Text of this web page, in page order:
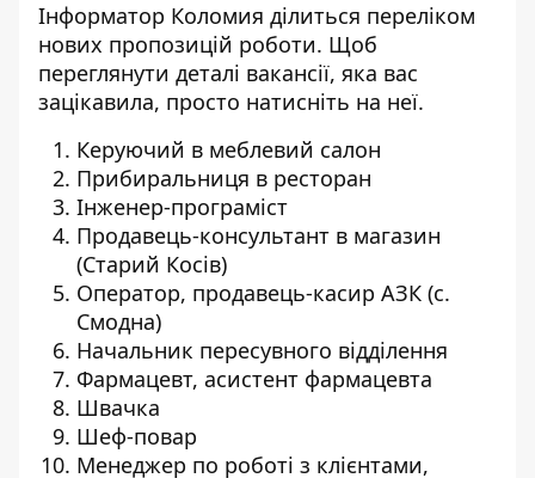
Інформатор Коломия ділиться переліком
нових пропозицій роботи. Щоб
переглянути деталі вакансії, яка вас
зацікавила, просто натисніть на неї.
Керуючий в меблевий салон
Прибиральниця в ресторан
Інженер-програміст
Продавець-консультант в магазин
(Старий Косів)
Оператор, продавець-касир АЗК (с.
Смодна)
Начальник пересувного відділення
Фармацевт, асистент фармацевта
Швачка
Шеф-повар
Менеджер по роботі з клієнтами,